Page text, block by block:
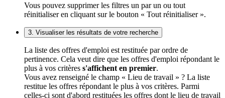
Vous pouvez supprimer les filtres un par un ou tout
réinitialiser en cliquant sur le bouton « Tout réinitialiser ».
3. Visualiser les résultats de votre recherche
La liste des offres d'emploi est restituée par ordre de
pertinence. Cela veut dire que les offres d'emploi répondant le
plus à vos critères s'affichent en premier.
Vous avez renseigné le champ « Lieu de travail » ? La liste
restitue les offres répondant le plus à vos critères. Parmi
celles-ci sont d'abord restituées les offres dont le lieu de travail